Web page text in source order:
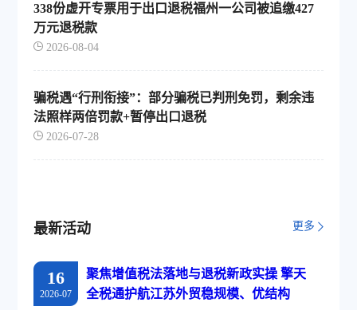
338份虚开专票用于出口退税福州一公司被追缴427
万元退税款
2026-08-04
骗税遇“行刑衔接”：部分骗税已判刑免罚，剩余违
法照样两倍罚款+暂停出口退税
2026-07-28
最新活动 更多
16
2026-07
聚焦增值税法落地与退税新政实操 擎天
全税通护航江苏外贸稳规模、优结构